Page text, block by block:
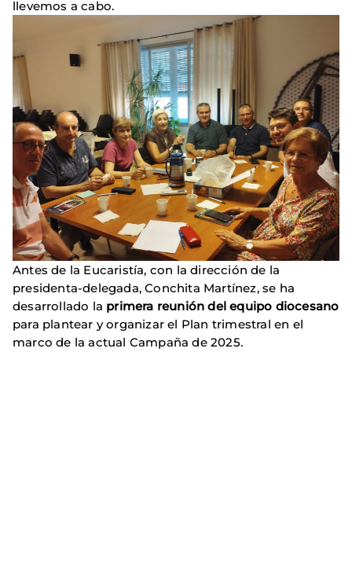
llevemos a cabo.
Antes de la Eucaristía, con la dirección de la
presidenta-delegada, Conchita Martínez, se ha
desarrollado la primera reunión del equipo diocesano
para plantear y organizar el Plan trimestral en el
marco de la actual Campaña de 2025.